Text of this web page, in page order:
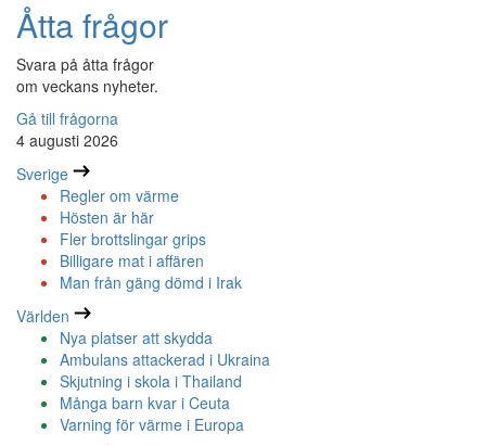
Åtta frågor
Svara på åtta frågor
om veckans nyheter.
Gå till frågorna
4 augusti 2026
Sverige
Regler om värme
Hösten är här
Fler brottslingar grips
Billigare mat i affären
Man från gäng dömd i Irak
Världen
Nya platser att skydda
Ambulans attackerad i Ukraina
Skjutning i skola i Thailand
Många barn kvar i Ceuta
Varning för värme i Europa